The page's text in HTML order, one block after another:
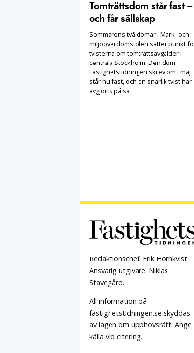
Tomträttsdom står fast –
och får sällskap
Sommarens två domar i Mark- och
miljööverdomstolen sätter punkt
tvisterna om tomträttsavgälder i
centrala Stockholm. Den dom
Fastighetstidningen skrev om i maj
står nu fast, och en snarlik tvist har
avgjorts på sa
Redaktionschef: Erik Hörnkvist.
Ansvarig utgivare: Niklas
Stavegård.
All information på
fastighetstidningen.se skyddas
av lagen om upphovsrätt. Ange
källa vid citering.